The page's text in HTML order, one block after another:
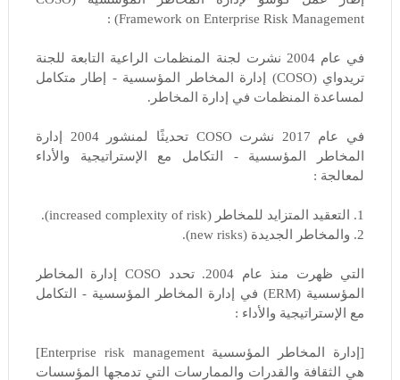
Framework on Enterprise Risk Management) :
في عام 2004 نشرت لجنة المنظمات الراعية التابعة للجنة
تريدواي (COSO) إدارة المخاطر المؤسسية - إطار متكامل
لمساعدة المنظمات في إدارة المخاطر.
في عام 2017 نشرت COSO تحديثًا لمنشور 2004 إدارة
المخاطر المؤسسية - التكامل مع الإستراتيجية والأداء
لمعالجة :
1. التعقيد المتزايد للمخاطر (increased complexity of risk).
2. والمخاطر الجديدة (new risks).
التي ظهرت منذ عام 2004. تحدد COSO إدارة المخاطر
المؤسسية (ERM) في إدارة المخاطر المؤسسية - التكامل
مع الإستراتيجية والأداء :
[إدارة المخاطر المؤسسية Enterprise risk management]
هي الثقافة والقدرات والممارسات التي تدمجها المؤسسات